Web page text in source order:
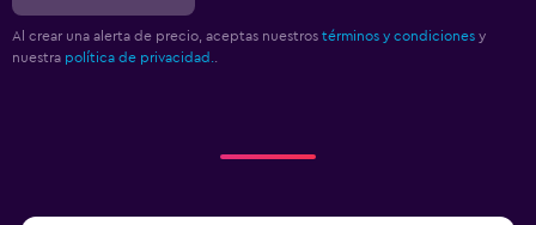
Al crear una alerta de precio, aceptas nuestros términos y condiciones y
nuestra política de privacidad..